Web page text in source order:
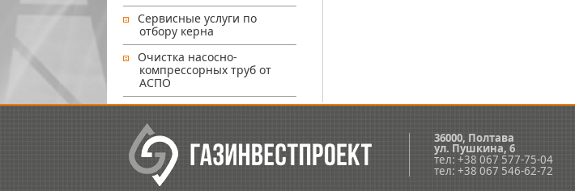
Сервисные услуги по
отбору керна
Очистка насосно-
компрессорных труб от
АСПО
36000, Полтава
ул. Пушкина, 6
тел: +38 067 577-75-04
тел: +38 067 546-62-72